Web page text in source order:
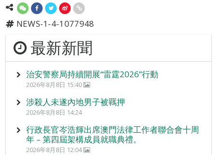
NEWS-1-4-1077948
最新新聞
治安警察局持續開展“雷霆2026”行動
2026年8月8日 15:40
涉殺人未遂內地男子被羈押
2026年8月8日 14:24
行政長官岑浩輝出席澳門法律工作者聯合會十周
年 – 第四屆架構成員就職典禮。
2026年8月8日 12:04